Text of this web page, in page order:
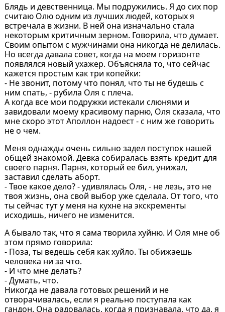
Блядь и девственница. Мы подружились. Я до сих пор
считаю Олю одним из лучших людей, которых я
встречала в жизни. В ней она изначально стала
некоторым критичным зерном. Говорила, что думает.
Своим опытом с мужчинами она никогда не делилась.
Но всегда давала совет, когда на моем горизонте
появлялся новый ухажер. Объясняла то, что сейчас
кажется простым как три копейки:
- Не звонит, потому что понял, что ты не будешь с
ним спать, - рубила Оля с плеча.
А когда все мои подружки истекали слюнями и
завидовали моему красивому парню, Оля сказала, что
мне скоро этот Аполлон надоест - с ним же говорить
не о чем.
Меня однажды очень сильно задел поступок нашей
общей знакомой. Девка собиралась взять кредит для
своего парня. Парня, который ее бил, унижал,
заставил сделать аборт.
- Твое какое дело? - удивлялась Оля, - не лезь, это не
твоя жизнь, она свой выбор уже сделала. От того, что
ты сейчас тут у меня на кухне на экскременты
исходишь, ничего не изменится.
А бывало так, что я сама творила хуйню. И Оля мне об
этом прямо говорила:
- Поза, ты ведешь себя как хуйло. Ты обижаешь
человека ни за что.
- И что мне делать?
- Думать, что.
Никогда не давала готовых решений и не
отворачивалась, если я реально поступала как
гандон. Она радовалась, когда я признавала, что да, я